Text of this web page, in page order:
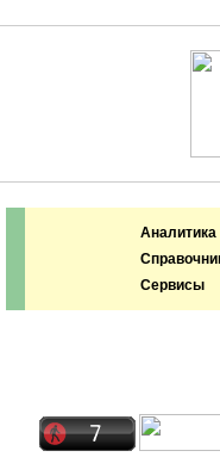
Аналитика
Сервисы